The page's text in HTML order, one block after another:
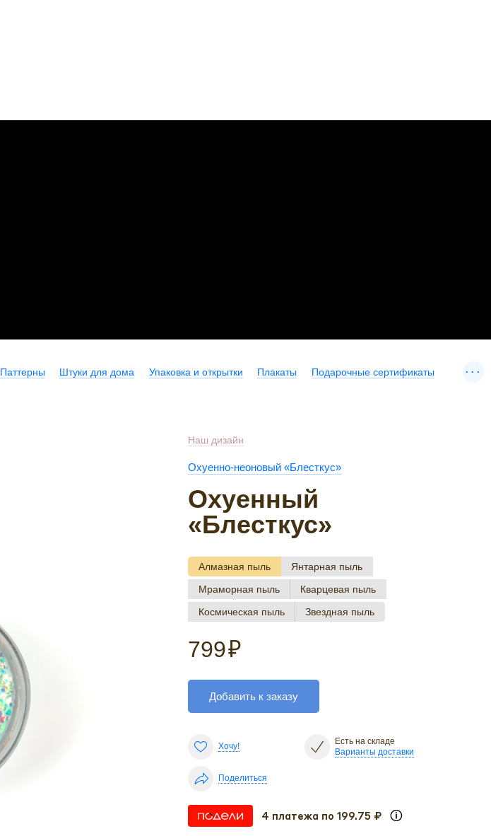
Паттерны Штуки для дома Упаковка и открытки Плакаты Подарочные сертификаты ...
Наш дизайн
Охуенно-неоновый «Блесткус»
Охуенный
«Блесткус»
Алмазная пыль
Янтарная пыль
Мраморная пыль
Кварцевая пыль
Космическая пыль
Звездная пыль
799₽
Добавить к заказу
Хочу!
Есть на складе
Варианты доставки
Поделиться
4 платежа по 199.75 ₽